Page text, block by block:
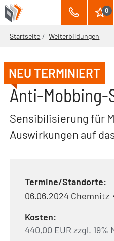
0
Startseite Weiterbildungen
NEU TERMINIERT
Anti-
Sensibilisierung für
Auswirkungen auf
Termine/Standorte:
06.06.2024 Chemnitz
Kosten:
440,00 EUR zzgl. 19%